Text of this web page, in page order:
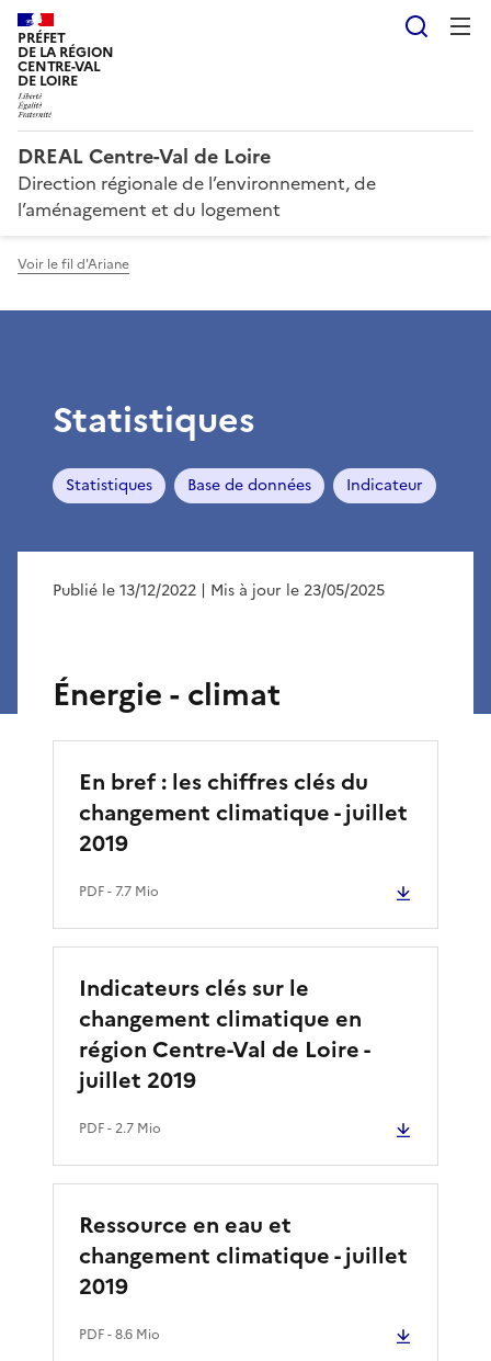
PRÉFET
DE LA RÉGION
CENTRE-VAL
DE LOIRE
DREAL Centre-Val de Loire
Direction régionale de l’environnement, de
l’aménagement et du logement
Voir le fil d'Ariane
Statistiques
Statistiques Base de données Indicateur
Publié le 13/12/2022 | Mis à jour le 23/05/2025
Énergie - climat
En bref : les chiffres clés du
changement climatique - juillet
2019
PDF- 7.7 Mio
Indicateurs clés sur le
changement climatique en
région Centre-Val de Loire -
juillet 2019
PDF- 2.7 Mio
Ressource en eau et
changement climatique - juillet
2019
PDF- 8.6 Mio